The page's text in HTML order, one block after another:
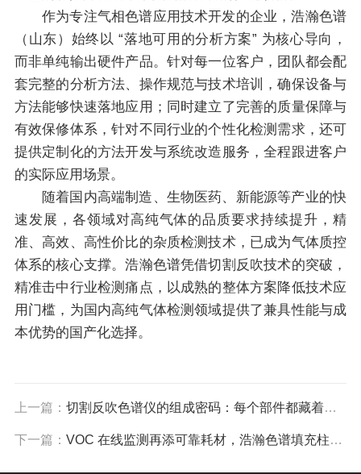
作为专注气相色谱应用技术开发的企业，浩瀚色谱
（山东）始终以 “落地可用的分析方案” 为核心导向，
而非单纯输出硬件产品。针对每一位客户，团队都会配
套完整的分析方法、操作规范与技术培训，确保设备与
方法能够快速落地应用；同时建立了完善的质量保障与
有效保修体系，针对不同行业的个性化检测需求，还可
提供定制化的方法开发与系统改造服务，全程跟进客户
的实际应用场景。
随着国内高端制造、生物医药、新能源等产业的快
速发展，各领域对高纯气体的品质要求持续提升，精
准、高效、高性价比的杂质检测技术，已成为气体质控
体系的核心支撑。浩瀚色谱凭借切割反吹技术的突破，
精准击中行业检测痛点，以成熟的整体方案降低技术应
用门槛，为国内高纯气体检测领域提供了兼具性能与成
本优势的国产化选择。
上一篇： 切割反吹色谱仪的组成密码：每个部件都藏着怎样的功能逻辑？
下一篇： VOC 在线监测再添可靠耗材，浩瀚色谱填充柱赋能气态污染物精准检测